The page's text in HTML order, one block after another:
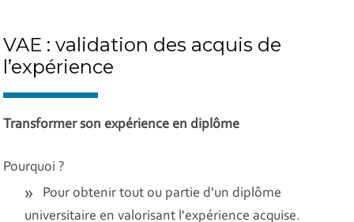
VAE : validation des acquis de
l’expérience
Transformer son expérience en diplôme
Pourquoi ?
Pour obtenir tout ou partie d'un diplôme
universitaire en valorisant l'expérience acquise.